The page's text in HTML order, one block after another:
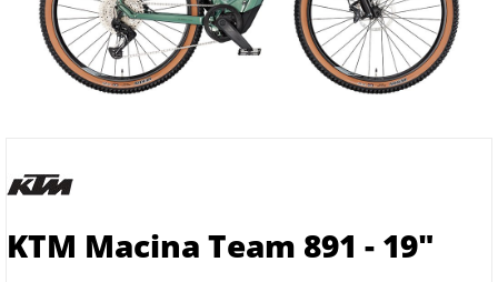
KTM Macina Team 891 - 19"